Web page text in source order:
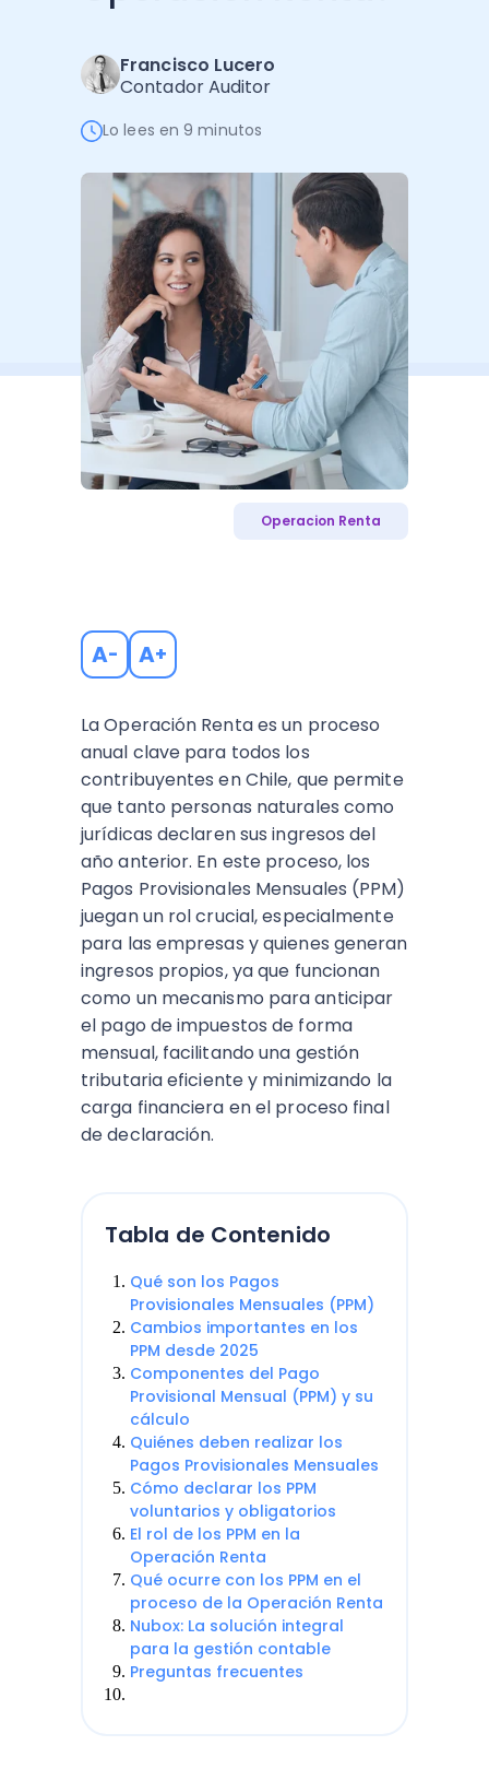
Ver todo
Ver Todo
Francisco Lucero
Contador Auditor
Lo lees en 9 minutos
Operacion Renta
A- A+
La Operación Renta es un proceso
anual clave para todos los
contribuyentes en Chile, que permite
que tanto personas naturales como
jurídicas declaren sus ingresos del
año anterior. En este proceso, los
Pagos Provisionales Mensuales (PPM)
juegan un rol crucial, especialmente
para las empresas y quienes generan
ingresos propios, ya que funcionan
como un mecanismo para anticipar
el pago de impuestos de forma
mensual, facilitando una gestión
tributaria eficiente y minimizando la
carga financiera en el proceso final
de declaración.
Tabla de Contenido
Qué son los Pagos
Provisionales Mensuales (PPM)
Cambios importantes en los
PPM desde 2025
Componentes del Pago
Provisional Mensual (PPM) y su
cálculo
Quiénes deben realizar los
Pagos Provisionales Mensuales
Cómo declarar los PPM
voluntarios y obligatorios
El rol de los PPM en la
Operación Renta
Qué ocurre con los PPM en el
proceso de la Operación Renta
Nubox: La solución integral
para la gestión contable
Preguntas frecuentes